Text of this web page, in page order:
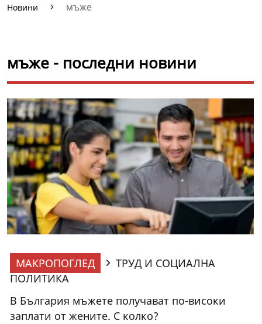
Новини мъже
мъже - последни новини
МАКРОПОГЛЕД
ТРУД И СОЦИАЛНА
ПОЛИТИКА
В България мъжете получават по-високи
заплати от жените. С колко?